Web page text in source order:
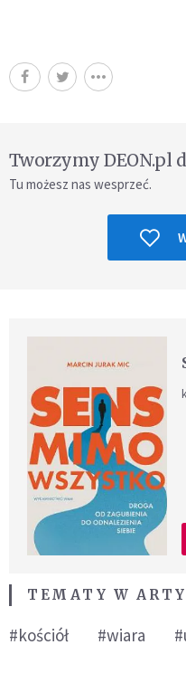
Tworzymy DEON.pl
Tu możesz nas wesprzeć.
TEMATY W
#kościół #wiara